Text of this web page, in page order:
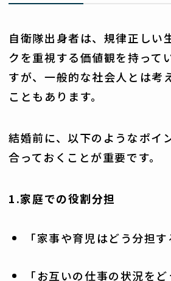
自衛隊出身者は、規律正しい
クを重視する価値観を持って
すが、一般的な社会人とは考
こともあります。
結婚前に、以下のようなポイ
合っておくことが重要です。
1.家庭での役割分担
「家事や育児はどう分担す
「お互いの仕事の状況を